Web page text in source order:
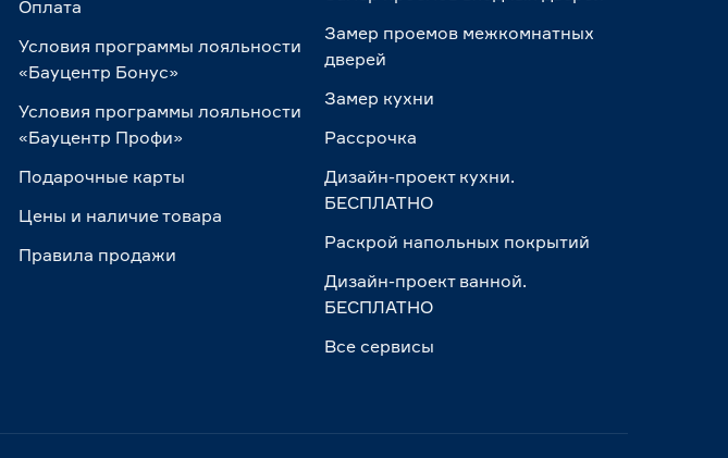
Оплата
Условия программы лояльности
«Бауцентр Бонус»
Условия программы лояльности
«Бауцентр Профи»
Подарочные карты
Цены и наличие товара
Правила продажи
Замер проемов межкомнатных
дверей
Замер кухни
Рассрочка
Дизайн-проект кухни.
БЕСПЛАТНО
Раскрой напольных покрытий
Дизайн-проект ванной.
БЕСПЛАТНО
Все сервисы